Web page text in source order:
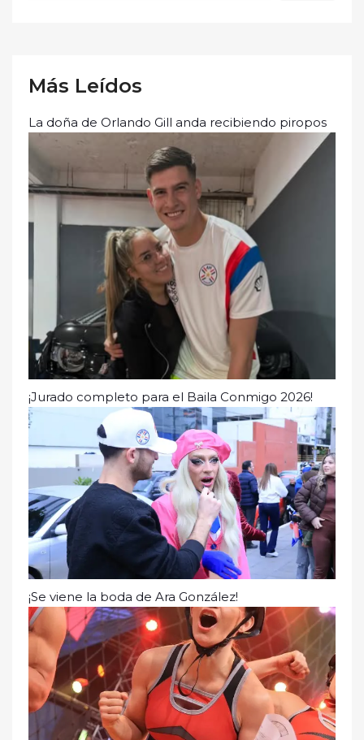
Más Leídos
La doña de Orlando Gill anda recibiendo piropos
¡Jurado completo para el Baila Conmigo 2026!
¡Se viene la boda de Ara González!